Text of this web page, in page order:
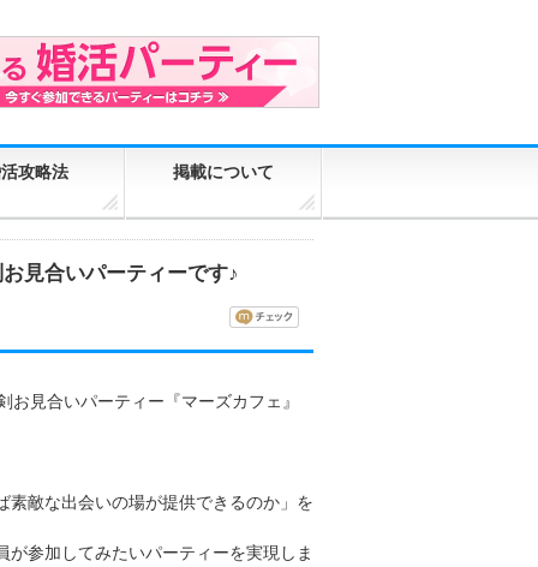
攻略法 掲載について
見合いパーティーです♪
お見合いパーティー『マーズカフェ』
素敵な出会いの場が提供できるのか」を
が参加してみたいパーティーを実現しま